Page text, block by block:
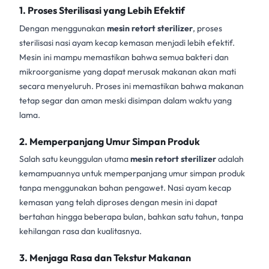
1. Proses Sterilisasi yang Lebih Efektif
Dengan menggunakan mesin retort sterilizer, proses
sterilisasi nasi ayam kecap kemasan menjadi lebih efektif.
Mesin ini mampu memastikan bahwa semua bakteri dan
mikroorganisme yang dapat merusak makanan akan mati
secara menyeluruh. Proses ini memastikan bahwa makanan
tetap segar dan aman meski disimpan dalam waktu yang
lama.
2. Memperpanjang Umur Simpan Produk
Salah satu keunggulan utamamesin retort sterilizeradalah
kemampuannya untuk memperpanjang umur simpan produk
tanpa menggunakan bahan pengawet. Nasi ayam kecap
kemasan yang telah diproses dengan mesin ini dapat
bertahan hingga beberapa bulan, bahkan satu tahun, tanpa
kehilangan rasa dan kualitasnya.
3. Menjaga Rasa dan Tekstur Makanan